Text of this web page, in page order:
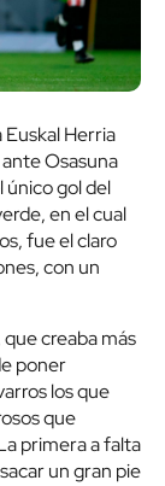
Herria
Osasuna
gol del
en el cual
fue el claro
con un
creaba más
poner
los que
que
primera a falta
un gran pie